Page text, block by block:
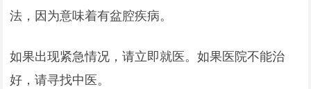
法，因为意味着有盆腔疾病。
如果出现紧急情况，请立即就医。如果医院不能治
好，请寻找中医。